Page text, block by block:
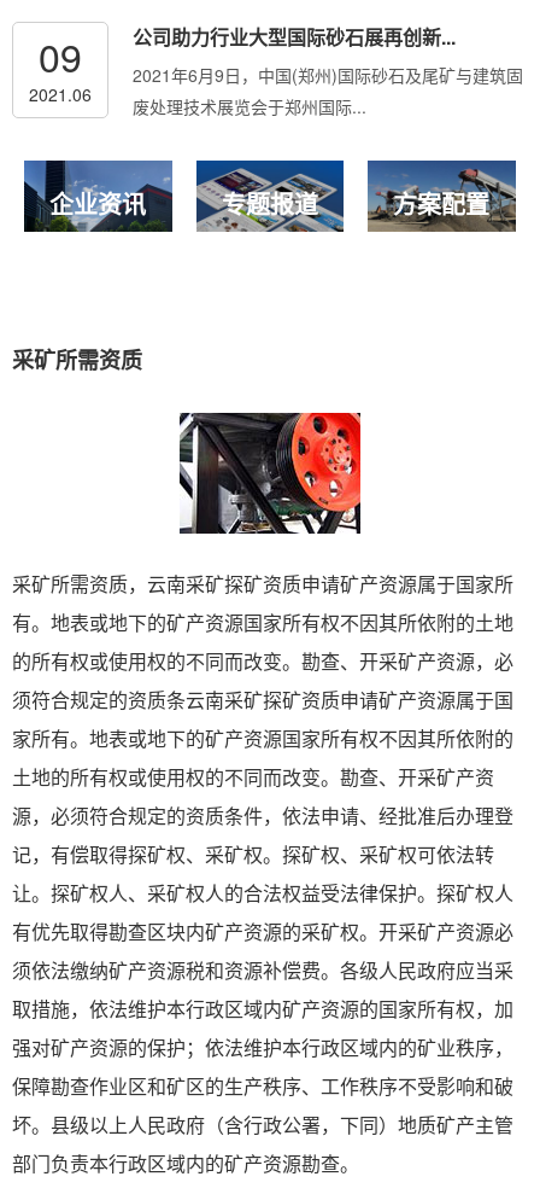
09
2021.06
公司助力行业大型国际砂石展再创新...
2021年6月9日，中国(郑州)国际砂石及尾矿与建筑固
废处理技术展览会于郑州国际...
企业资讯 专题报道 方案配置
采矿所需资质
采矿所需资质，云南采矿探矿资质申请矿产资源属于国家所
有。地表或地下的矿产资源国家所有权不因其所依附的土地
的所有权或使用权的不同而改变。勘查、开采矿产资源，必
须符合规定的资质条云南采矿探矿资质申请矿产资源属于国
家所有。地表或地下的矿产资源国家所有权不因其所依附的
土地的所有权或使用权的不同而改变。勘查、开采矿产资
源，必须符合规定的资质条件，依法申请、经批准后办理登
记，有偿取得探矿权、采矿权。探矿权、采矿权可依法转
让。探矿权人、采矿权人的合法权益受法律保护。探矿权人
有优先取得勘查区块内矿产资源的采矿权。开采矿产资源必
须依法缴纳矿产资源税和资源补偿费。各级人民政府应当采
取措施，依法维护本行政区域内矿产资源的国家所有权，加
强对矿产资源的保护；依法维护本行政区域内的矿业秩序，
保障勘查作业区和矿区的生产秩序、工作秩序不受影响和破
坏。县级以上人民政府（含行政公署，下同）地质矿产主管
部门负责本行政区域内的矿产资源勘查。